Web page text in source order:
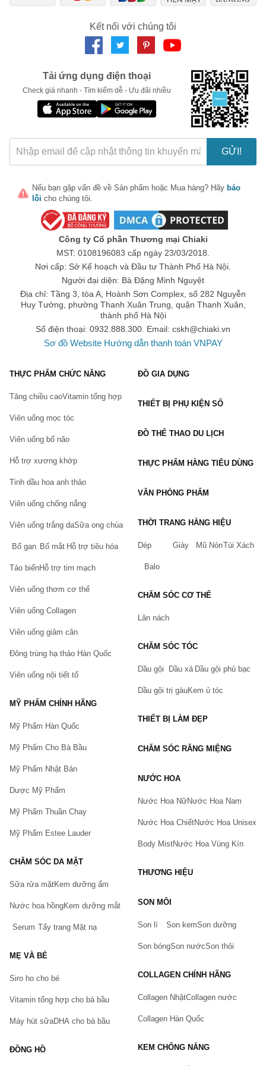
Ưu điểm của kem Aloins chiết xuất lô hội
trẻ
Giúp hỗ trợ làn da ngày càng trắng sáng, hồng hào, mịn
màng một cách tự nhiên
Ngoài ra sản phẩm còn có hỗ trợ cải thiện nứt nẻ, mẫn ngứa
ngoài da, khô da.
Thành phần của sản phẩm
Acid stearic, chiết xuất lô hội, Cetyl alcohol, Myristic acid
isopropyl, Paraben, Sodium cetyl sulfate, Blue 1, vàng 4,
Cách dùng kem hỗ trợ dưỡng trắng da toàn thân
kem thoa vào thấm nhanh vào da, không còn cảm giác rít
sau 3 phút. Nên sử dụng sau khi tắm.
Kem dưỡng da Aloins dùng được cho cả da mặt và toàn
thân, hỗ trợ hạn chế hiện tượng khô da, nứt nẻ da tốt, đặc
biệt là trong những ngày đông hanh khô và giá rét
Lưu ý:
thương, sưng, phát ban vv …
Nếu các bất thường như mẩn đỏ, sưng, ngứa, kích thích, vv
… xuất hiện, nên ngừng sử dụng sản phẩm này và tham
Đóng nắp thật chặt sau khi sử dụng.
Để xa tầm tay của trẻ em.
Tránh xa nhiệt độ cực kỳ cao hay thấp và ánh sáng mặt trời
Trọng lượng: 180g
Kết nối với chúng tôi
Tải ứng dụng điện thoại
Check giá nhanh - Tìm kiếm dễ - Ưu đãi nhiều
GỬI!
Nếu bạn gặp vấn đề về Sản phẩm hoặc Mua hàng? Hãy báo
lỗi cho chúng tôi.
Bạn gặp vấn đề về sản phẩm hay mua hàng?
Hãy báo lỗi cho chúng tôi. Hoặc gọi cho chúng tôi qua số
Công ty Cổ phần Thương mại Chiaki
MST: 0108196083 cấp ngày 23/03/2018.
Nơi cấp: Sở Kế hoạch và Đầu tư Thành Phố Hà Nội.
Người đại diện: Bà Đặng Minh Nguyệt
Địa chỉ: Tầng 3, tòa A, Hoành Sơn Complex, số 282 Nguyễn
Huy Tưởng, phường Thanh Xuân Trung, quận Thanh Xuân,
thành phố Hà Nội
Số điện thoại: 0932.888.300. Email: cskh@chiaki.vn
Sơ đồ Website Hướng dẫn thanh toán VNPAY
THỰC PHẨM CHỨC NĂNG
Tăng chiều caoVitamin tổng hợp
Viên uống mọc tóc
Viên uống bổ não
Hỗ trợ xương khớp
Tinh dầu hoa anh thảo
Viên uống chống nắng
Viên uống trắng daSữa ong chúa
Bổ gan Bổ mắt Hỗ trợ tiêu hóa
Tảo biểnHỗ trợ tim mạch
Viên uống thơm cơ thể
Viên uống Collagen
Viên uống giảm cân
Đông trùng hạ thảo Hàn Quốc
Viên uống nội tiết tố
MỸ PHẨM CHÍNH HÃNG
Mỹ Phẩm Hàn Quốc
Mỹ Phẩm Cho Bà Bầu
Mỹ Phẩm Nhật Bản
Dược Mỹ Phẩm
Mỹ Phẩm Thuần Chay
Mỹ Phẩm Estee Lauder
CHĂM SÓC DA MẶT
Sữa rửa mặtKem dưỡng ẩm
Nước hoa hồngKem dưỡng mắt
Serum Tẩy trang Mặt nạ
MẸ VÀ BÉ
Siro ho cho bé
Vitamin tổng hợp cho bà bầu
Máy hút sữaDHA cho bà bầu
ĐỒNG HỒ
ĐỒ GIA DỤNG
THIẾT BỊ PHỤ KIỆN SỐ
ĐỒ THỂ THAO DU LỊCH
THỰC PHẨM HÀNG TIÊU DÙNG
VĂN PHÒNG PHẨM
THỜI TRANG HÀNG HIỆU
Dép Giày Mũ NónTúi Xách
Balo
CHĂM SÓC CƠ THỂ
Lăn nách
CHĂM SÓC TÓC
Dầu gội Dầu xả Dầu gội phủ bạc
Dầu gội trị gàuKem ủ tóc
THIẾT BỊ LÀM ĐẸP
CHĂM SÓC RĂNG MIỆNG
NƯỚC HOA
Nước Hoa NữNước Hoa Nam
Nước Hoa ChiếtNước Hoa Unisex
Body MistNước Hoa Vùng Kín
THƯƠNG HIỆU
SON MÔI
Son lì Son kemSon dưỡng
Son bóngSon nướcSon thỏi
COLLAGEN CHÍNH HÃNG
Collagen NhậtCollagen nước
Collagen Hàn Quốc
KEM CHỐNG NẮNG